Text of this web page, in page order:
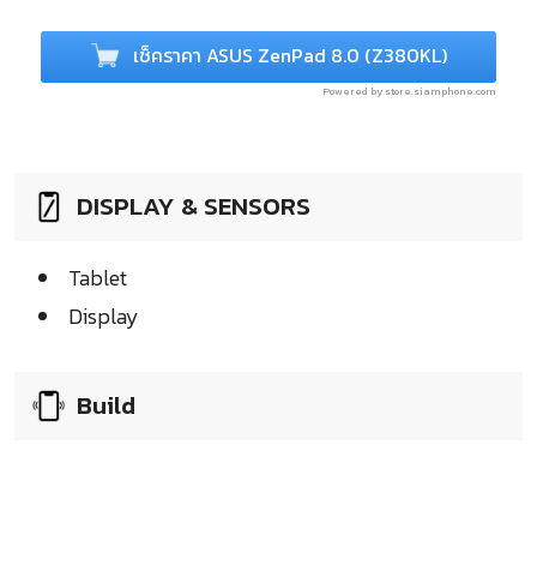
เช็คราคา ASUS ZenPad 8.0 (Z380KL)
Powered by store.siamphone.com
DISPLAY & SENSORS
Tablet
Display
Build